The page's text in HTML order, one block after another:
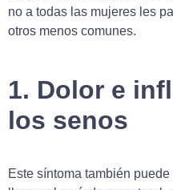
no a todas las mujeres les
otros menos comunes.
1. Dolor e
los senos
Este síntoma también